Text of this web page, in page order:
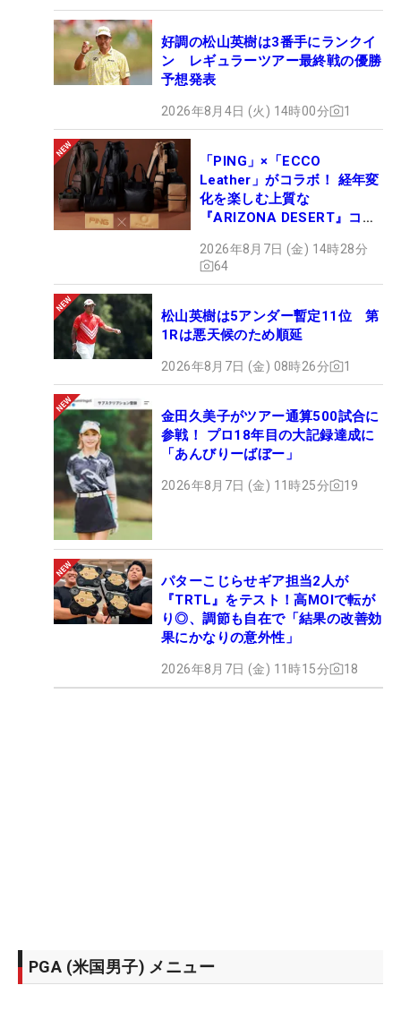
好調の松山英樹は3番手にランクイ
ン レギュラーツアー最終戦の優勝
予想発表
2026年8月4日 (火) 14時00分 1
「PING」×「ECCO
Leather」がコラボ！ 経年変
化を楽しむ上質な
『ARIZONA DESERT』コレ
ュー
2026年8月7日 (金) 14時28分
64
松山英樹は5アンダー暫定11位 第
1Rは悪天候のため順延
2026年8月7日 (金) 08時26分 1
金田久美子がツアー通算500試合に
参戦！ プロ18年目の大記録達成に
「あんびりーばぼー」
2026年8月7日 (金) 11時25分 19
パターこじらせギア担当2人が
『TRTL』をテスト！高MOIで転が
り◎、調節も自在で「結果の改善効
果にかなりの意外性」
2026年8月7日 (金) 11時15分 18
PGA (米国男子) メニュー